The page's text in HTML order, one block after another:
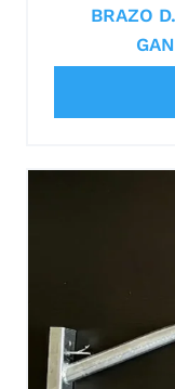
BRAZO